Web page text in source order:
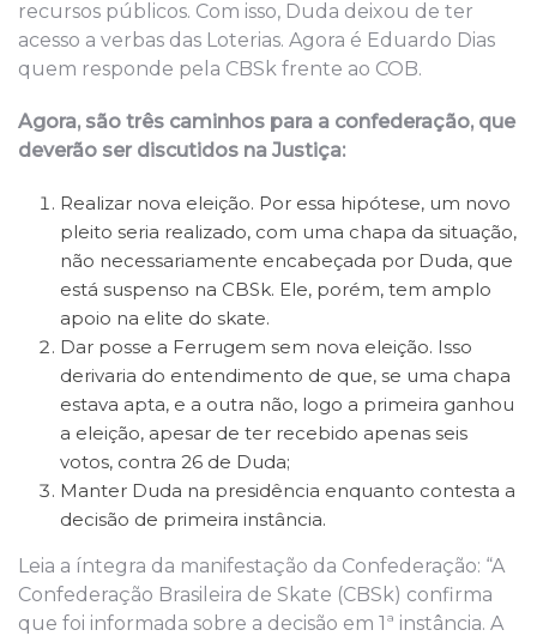
recursos públicos. Com isso, Duda deixou de ter
acesso a verbas das Loterias. Agora é Eduardo Dias
quem responde pela CBSk frente ao COB.
Agora, são três caminhos para a confederação, que
deverão ser discutidos na Justiça:
Realizar nova eleição. Por essa hipótese, um novo
pleito seria realizado, com uma chapa da situação,
não necessariamente encabeçada por Duda, que
está suspenso na CBSk. Ele, porém, tem amplo
apoio na elite do skate.
Dar posse a Ferrugem sem nova eleição. Isso
derivaria do entendimento de que, se uma chapa
estava apta, e a outra não, logo a primeira ganhou
a eleição, apesar de ter recebido apenas seis
votos, contra 26 de Duda;
Manter Duda na presidência enquanto contesta a
decisão de primeira instância.
Leia a íntegra da manifestação da Confederação: “A
Confederação Brasileira de Skate (CBSk) confirma
que foi informada sobre a decisão em 1ª instância. A